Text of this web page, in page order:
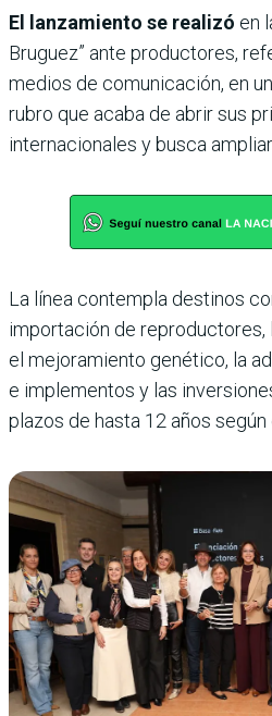
El lanzamiento se realizó en
Bruguez” ante productores,
medios de comunicación, en
rubro que acaba de abrir sus
internacionales y busca
La línea contempla destinos
importación de reproductores,
el mejoramiento genético, la
e implementos y las
plazos de hasta 12 años según